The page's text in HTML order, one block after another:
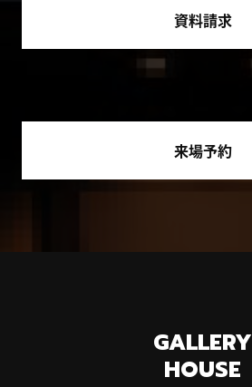
資料請求
来場予約
GALLERY
HOUSE